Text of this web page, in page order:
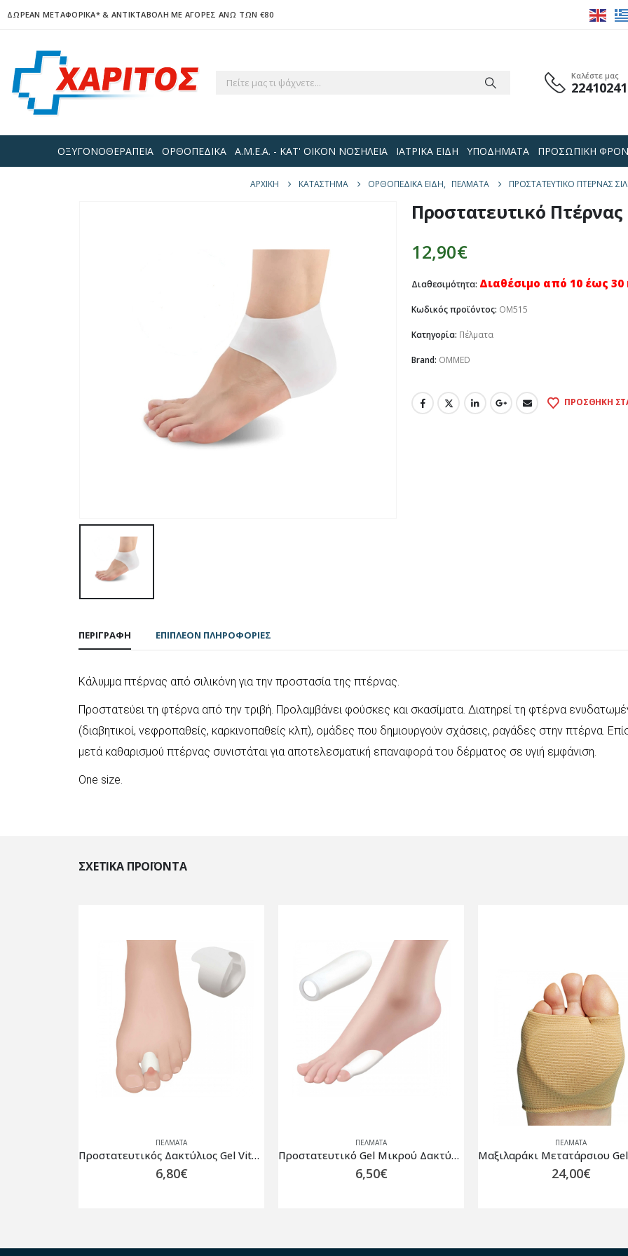
ΔΩΡΕΑΝ ΜΕΤΑΦΟΡΙΚΑ*& ΑΝΤΙΚΤΑΒΟΛΗ ΜΕ ΑΓΟΡΕΣ ΑΝΩ ΤΩΝ €80
Καλέστε μας
ΟΞΥΓΟΝΟΘΕΡΑΠΕΙΑ ΟΡΘΟΠΕΔΙΚΑ Α.Μ.Ε.Α. - ΚΑΤ' ΟΙΚΟΝ ΝΟΣΗΛΕΙΑ ΙΑΤΡΙΚΑ ΕΙΔΗ ΥΠΟΔΗΜΑΤΑ ΠΡΟΣΩΠΙΚΗ
ΑΡΧΙΚΉ ΚΑΤΆΣΤΗΜΑ ΟΡΘΟΠΕΔΙΚΑ ΕΙΔΗ, ΠΈΛΜΑΤΑ ΠΡΟΣΤΑΤΕΥΤΙΚΌ ΠΤΈΡΝΑΣ
Προστατευτικό Πτέρνας
12,90€
Διαθεσιμότητα: Διαθέσιμο από 10 έως 30
Κωδικός προϊόντος: OM515
Κατηγορία: Πέλματα
Brand: OMMED
ΠΡΟΣΘΉΚΗ
ΠΕΡΙΓΡΑΦΉ ΕΠΙΠΛΈΟΝ ΠΛΗΡΟΦΟΡΊΕΣ
Κάλυμμα πτέρνας από σιλικόνη για την προστασία της πτέρνας.
Προστατεύει τη φτέρνα από την τριβή. Προλαμβάνει φούσκες και σκασίματα. Διατηρεί τη φτέρνα
(διαβητικοί, νεφροπαθείς, καρκινοπαθείς κλπ), ομάδες που δημιουργούν σχάσεις, ραγάδες στην πτέρνα.
μετά καθαρισμού πτέρνας συνιστάται για αποτελεσματική επαναφορά του δέρματος σε υγιή εμφάνιση.
One size.
ΣΧΕΤΙΚΆ ΠΡΟΪΌΝΤΑ
ΠΈΛΜΑΤΑ
Προστατευτικό Gel Μικρού Δακτύλου One size Vita 07-2-039
6,50€
ΠΈΛΜΑΤΑ
Μαξιλαράκι Μετατάρσιου Gel Ζευγάρι
24,00€
ΠΈΛΜΑΤΑ
ΠΑΤΟΣ ALCANDARA 3/4
29,00€